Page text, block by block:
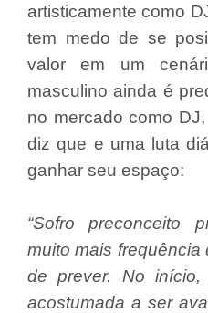
artisticamente como
tem medo de se
valor em um
masculino ainda é
no mercado como
diz que e uma luta
ganhar seu espaço:
“Sofro preconceito
muito mais
de prever. No
acostumada a ser